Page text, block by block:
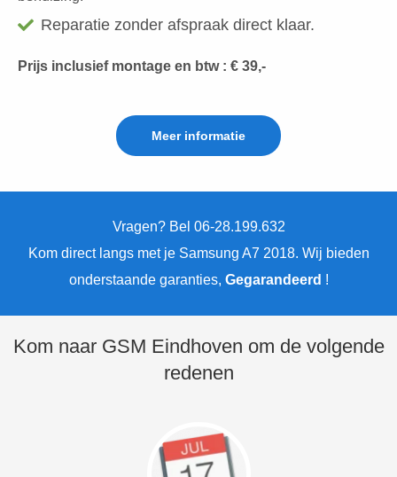
Reparatie zonder afspraak direct klaar.
Prijs inclusief montage en btw : € 39,-
Meer informatie
Vragen? Bel 06-28.199.632
Kom direct langs met je Samsung A7 2018. Wij bieden
onderstaande garanties, Gegarandeerd !
Kom naar GSM Eindhoven om de volgende
redenen